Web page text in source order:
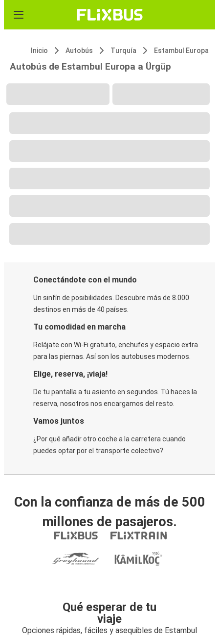
Inicio Autobús Turquía Estambul Europa
Autobús de Estambul Europa a Ürgüp
Conectándote con el mundo
Un sinfín de posibilidades. Descubre más de 8.000
destinos en más de 40 países.
Tu comodidad en marcha
Relájate con Wi-Fi gratuito, enchufes y espacio extra
para las piernas. Así son los autobuses modernos.
Elige, reserva, ¡viaja!
De tu pantalla a tu asiento en segundos. Tú haces la
reserva, nosotros nos encargamos del resto.
Vamos juntos
¿Por qué añadir otro coche a la carretera cuando
puedes optar por el transporte colectivo?
Con la confianza de más de 500
millones de pasajeros.
Qué esperar de tu
viaje
Opciones rápidas, fáciles y asequibles de Estambul